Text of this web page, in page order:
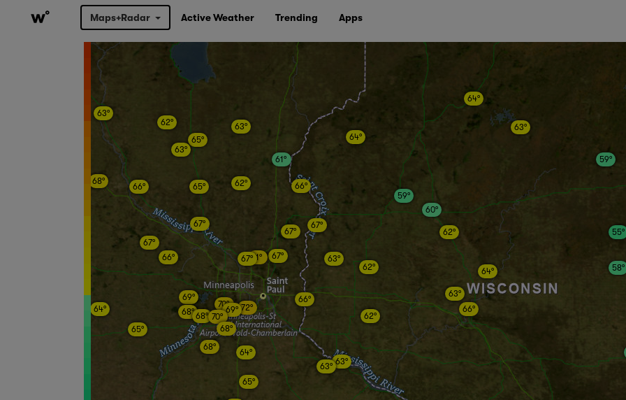
Maps+Radar Active Weather Trending Apps
68°
64°
65°
66°
67°
66°
63°
68°
69°
65°
65°
67°
68°
68°
70°
70°
68°
69°
63°
62°
64°
67°
72°
65°
71° 67°
61°
67°
66°
66°
67°
63°
63°
63°
64°
62°
62°
59°
60°
62°
63°
66°
64°
63°
59°
55°
58°
63°
62°
64°